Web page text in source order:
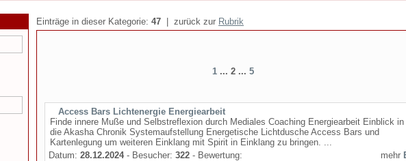
Einträge in dieser Kategorie: 47 | zurück zur Rubrik
1... 2 ... 5
Access Bars Lichtenergie Energiearbeit
Finde innere Muße und Selbstreflexion durch Mediales Coaching Energiearbeit Einblick in
die Akasha Chronik Systemaufstellung Energetische Lichtdusche Access Bars und
Kartenlegung um weiteren Einklang mit Spirit in Einklang zu bringen. ...
Datum: 28.12.2024- Besucher: 322 - Bewertung: mehr